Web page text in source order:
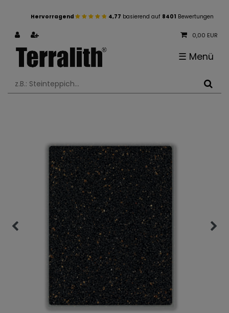
Hervorragend 4,77 basierend auf 8401 Bewertungen
0,00 EUR
☰ Menü